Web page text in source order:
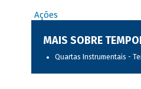
Ações
MAIS SOBRE
Quartas Instrumentais -